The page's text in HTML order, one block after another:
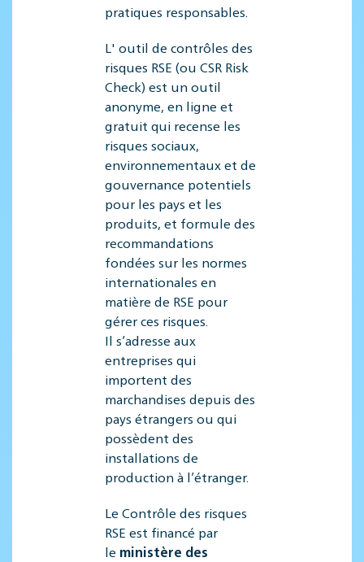
pratiques responsables.
L' outil de contrôles des
risques RSE (ou CSR Risk
Check) est un outil
anonyme, en ligne et
gratuit qui recense les
risques sociaux,
environnementaux et de
gouvernance potentiels
pour les pays et les
produits, et formule des
recommandations
fondées sur les normes
internationales en
matière de RSE pour
gérer ces risques.
Il s’adresse aux
entreprises qui
importent des
marchandises depuis des
pays étrangers ou qui
possèdent des
installations de
production à l’étranger.
Le Contrôle des risques
RSE est financé par
le ministère des